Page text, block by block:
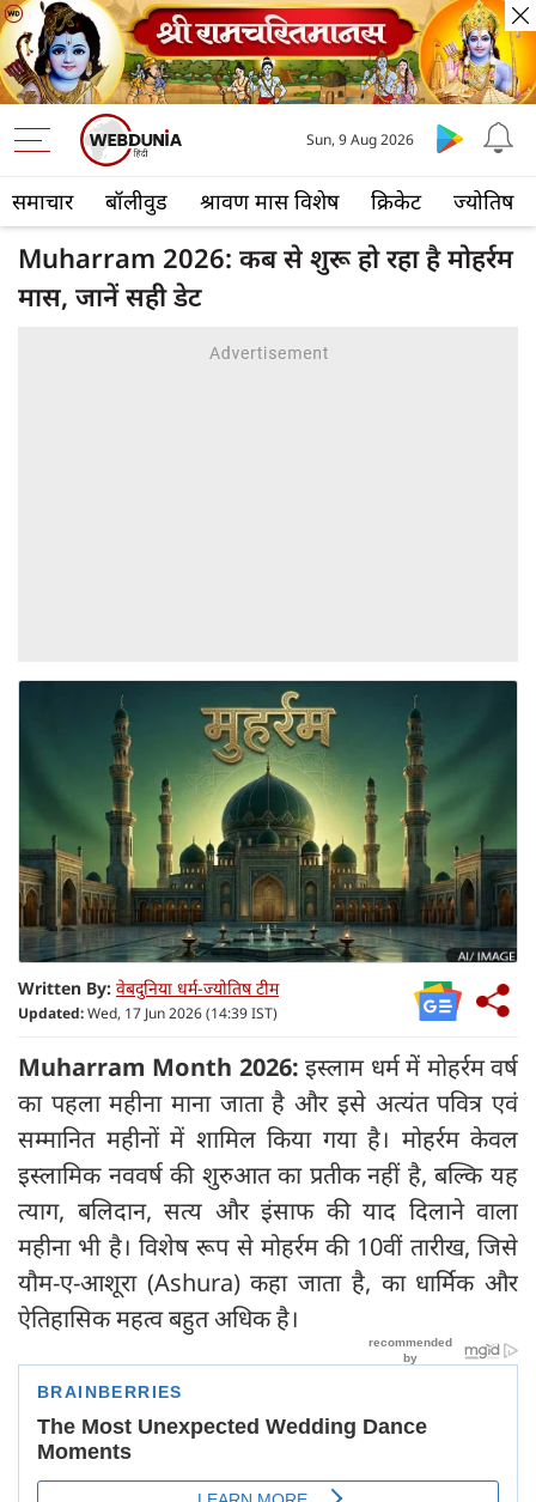
समाचार बॉलीवुड श्रावण मास विशेष क्रिकेट ज्योतिष
Sun, 9 Aug 2026
Muharram 2026: कब से शुरू हो रहा है मोहर्रम
मास, जानें सही डेट
Written By: वेबदुनिया धर्म-ज्योतिष टीम
Updated:Wed, 17 Jun 2026 (14:39 IST)
Muharram Month 2026: इस्लाम धर्म में मोहर्रम वर्ष
का पहला महीना माना जाता है और इसे अत्यंत पवित्र एवं
सम्मानित महीनों में शामिल किया गया है। मोहर्रम केवल
इस्लामिक नववर्ष की शुरुआत का प्रतीक नहीं है, बल्कि यह
त्याग, बलिदान, सत्य और इंसाफ की याद दिलाने वाला
महीना भी है। विशेष रूप से मोहर्रम की 10वीं तारीख, जिसे
यौम-ए-आशूरा (Ashura) कहा जाता है, का धार्मिक और
ऐतिहासिक महत्व बहुत अधिक है।